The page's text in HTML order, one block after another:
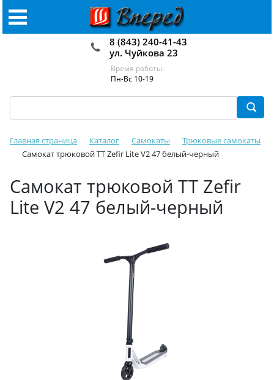
8 (843) 240-41-43
ул. Чуйкова 23
Время работы:
Пн-Вс 10-19
Главная страница Каталог Самокаты
Трюковые самокаты
Самокат трюковой TT Zefir Lite V2 47 белый-черный
Самокат трюковой TT Zefir
Lite V2 47 белый-черный